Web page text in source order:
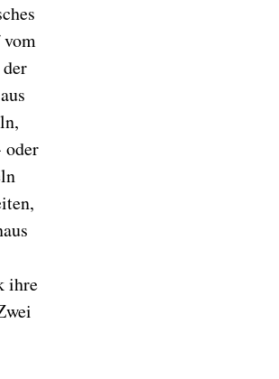
vom
oder
ihre